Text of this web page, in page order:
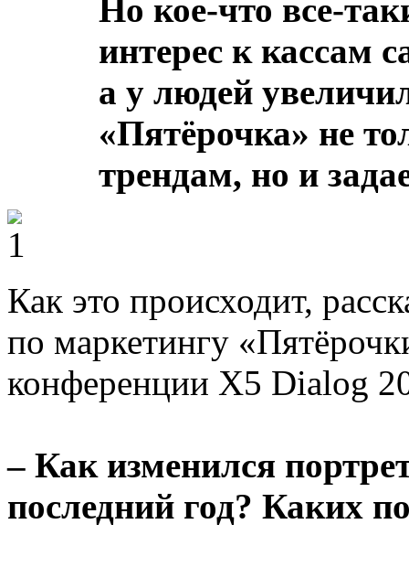
Но кое-что все-
интерес к кассам
а у людей
«Пятёрочка» не
трендам, но и
Как это происходит,
по маркетингу
конференции X5 Dialog
– Как изменился
последний год? Каких